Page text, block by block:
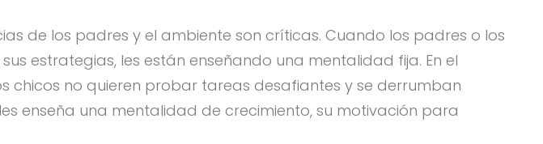
de los padres y el ambiente son críticas. Cuando los padres o los
estrategias, les están enseñando una mentalidad fija. En el
chicos no quieren probar tareas desafiantes y se derrumban
enseña una mentalidad de crecimiento, su motivación para